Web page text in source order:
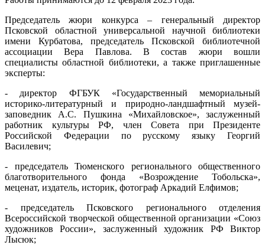
Председатель жюри конкурса – генеральный директор
Псковской областной универсальной научной библиотеки
имени Курбатова, председатель Псковской библиотечной
ассоциации Вера Павлова. В состав жюри вошли
специалисты областной библиотеки, а также приглашенные
эксперты:
- директор ФГБУК «Государственный мемориальный
историко-литературный и природно-ландшафтный музей-
заповедник А.С. Пушкина «Михайловское», заслуженный
работник культуры РФ, член Совета при Президенте
Российской Федерации по русскому языку Георгий
Василевич;
- председатель Тюменского регионального общественного
благотворительного фонда «Возрождение Тобольска»,
меценат, издатель, историк, фотограф Аркадий Елфимов;
- председатель Псковского регионального отделения
Всероссийской творческой общественной организации «Союз
художников России», заслуженный художник РФ Виктор
Лысюк;